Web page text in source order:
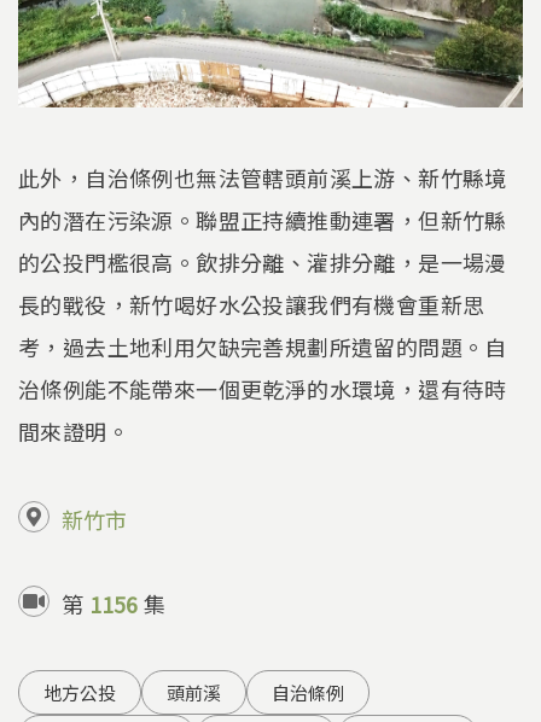
此外，自治條例也無法管轄頭前溪上游、新竹縣境
內的潛在污染源。聯盟正持續推動連署，但新竹縣
的公投門檻很高。飲排分離、灌排分離，是一場漫
長的戰役，新竹喝好水公投讓我們有機會重新思
考，過去土地利用欠缺完善規劃所遺留的問題。自
治條例能不能帶來一個更乾淨的水環境，還有待時
間來證明。
新竹市
第 1156集
地方公投 頭前溪
自治條例